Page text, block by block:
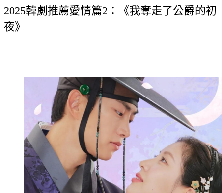
2025韓劇推薦愛情篇2：《我奪走了公爵的初
夜》